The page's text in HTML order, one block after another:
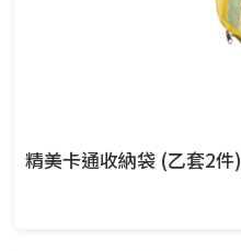
精美卡通收納袋 (乙套2件)